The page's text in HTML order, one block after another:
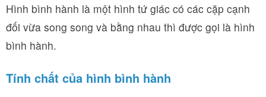
Hình bình hành là một hình tứ giác có các cặp cạnh
đối vừa song song và bằng nhau thì được gọi là hình
bình hành.
Tính chất của hình bình hành